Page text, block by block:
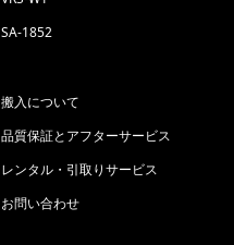
SA-1852
搬入について
品質保証とアフターサービス
レンタル・引取りサービス
お問い合わせ